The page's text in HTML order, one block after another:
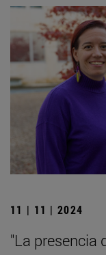
11 | 11 | 2024
"La presencia